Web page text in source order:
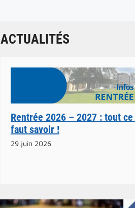
ACTUALITÉS
Rentrée 2026 – 2027 : tout ce
faut savoir !
29 juin 2026